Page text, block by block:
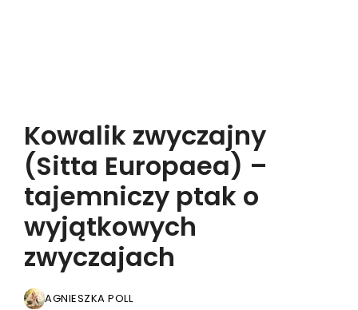
Kowalik zwyczajny
(Sitta Europaea) –
tajemniczy ptak o
wyjątkowych
zwyczajach
AGNIESZKA POLL